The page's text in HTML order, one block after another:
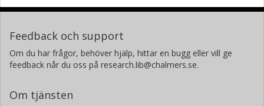
Feedback och support
Om du har frågor, behöver hjälp, hittar en bugg eller vill ge
feedback når du oss på research.lib@chalmers.se.
Om tjänsten